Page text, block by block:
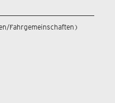
Fahrgemeinschaften)